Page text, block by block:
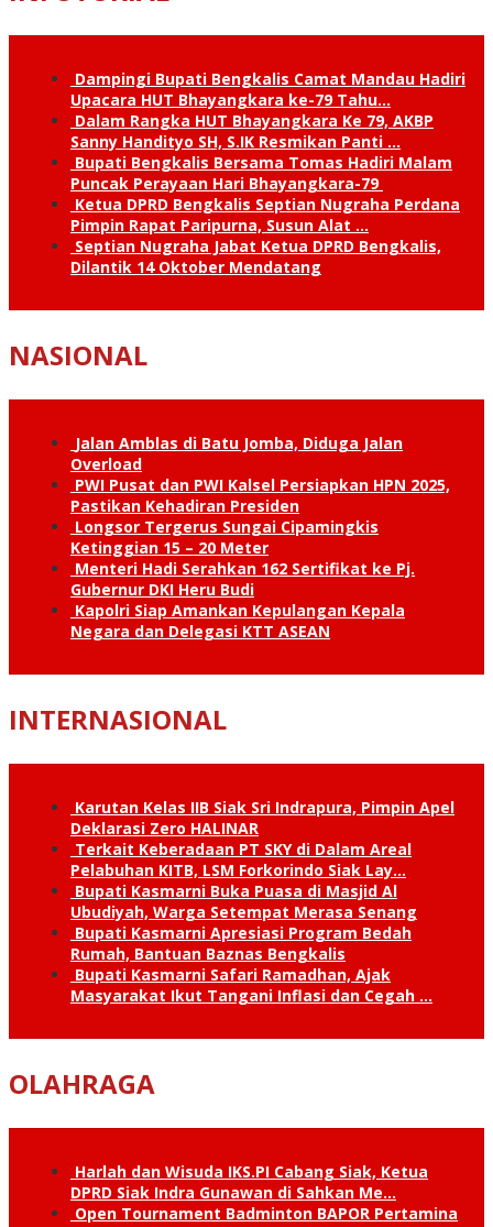
Dampingi Bupati Bengkalis Camat Mandau Hadiri
Upacara HUT Bhayangkara ke-79 Tahu…
Dalam Rangka HUT Bhayangkara Ke 79, AKBP
Sanny Handityo SH, S.IK Resmikan Panti …
Bupati Bengkalis Bersama Tomas Hadiri Malam
Puncak Perayaan Hari Bhayangkara-79
Ketua DPRD Bengkalis Septian Nugraha Perdana
Pimpin Rapat Paripurna, Susun Alat …
Septian Nugraha Jabat Ketua DPRD Bengkalis,
Dilantik 14 Oktober Mendatang
NASIONAL
Jalan Amblas di Batu Jomba, Diduga Jalan
Overload
PWI Pusat dan PWI Kalsel Persiapkan HPN 2025,
Pastikan Kehadiran Presiden
Longsor Tergerus Sungai Cipamingkis
Ketinggian 15 – 20 Meter
Menteri Hadi Serahkan 162 Sertifikat ke Pj.
Gubernur DKI Heru Budi
Kapolri Siap Amankan Kepulangan Kepala
Negara dan Delegasi KTT ASEAN
INTERNASIONAL
Karutan Kelas IIB Siak Sri Indrapura, Pimpin Apel
Deklarasi Zero HALINAR
Terkait Keberadaan PT SKY di Dalam Areal
Pelabuhan KITB, LSM Forkorindo Siak Lay…
Bupati Kasmarni Buka Puasa di Masjid Al
Ubudiyah, Warga Setempat Merasa Senang
Bupati Kasmarni Apresiasi Program Bedah
Rumah, Bantuan Baznas Bengkalis
Bupati Kasmarni Safari Ramadhan, Ajak
Masyarakat Ikut Tangani Inflasi dan Cegah …
OLAHRAGA
Harlah dan Wisuda IKS.PI Cabang Siak, Ketua
DPRD Siak Indra Gunawan di Sahkan Me…
Open Tournament Badminton BAPOR Pertamina